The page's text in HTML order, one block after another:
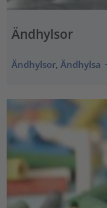
Ändhylsor
Ändhylsor, Ändhylsa